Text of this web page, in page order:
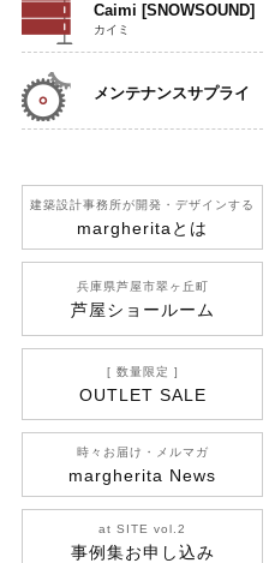
Caimi [SNOWSOUND]
カイミ
メンテナンスサプライ
建築設計事務所が開発 ・デザインする
margherita とは
兵庫県芦屋市翠ヶ丘町
芦屋ショールーム
[ 数量限定 ]
OUTLET SALE
時々お届け・メルマガ
margherita News
at SITE vol.2
事例集お申し込み